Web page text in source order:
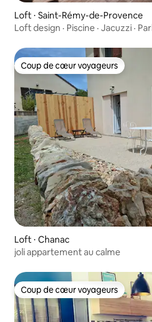
Loft ⋅ Saint-Rémy-de-Provence
Loft design · Piscine · Jacuzzi ·
Coup de cœur voyageurs
Coup de cœur voyageurs
Loft ⋅ Chanac
joli appartement au calme
Coup de cœur voyageurs
Coup de cœur voyageurs